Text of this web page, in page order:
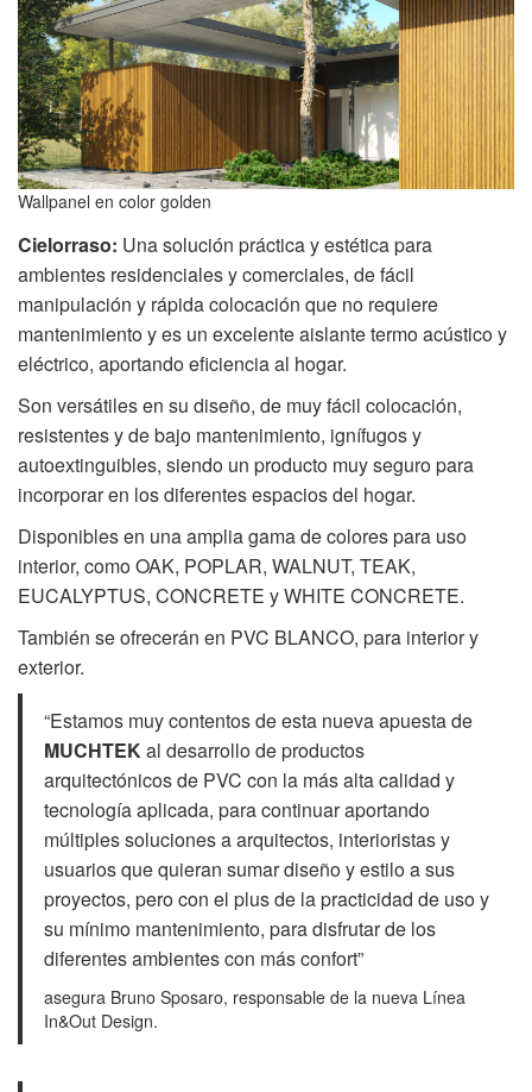
Wallpanel en color golden
Cielorraso: Una solución práctica y estética para
ambientes residenciales y comerciales, de fácil
manipulación y rápida colocación que no requiere
mantenimiento y es un excelente aislante termo acústico y
eléctrico, aportando eficiencia al hogar.
Son versátiles en su diseño, de muy fácil colocación,
resistentes y de bajo mantenimiento, ignífugos y
autoextinguibles, siendo un producto muy seguro para
incorporar en los diferentes espacios del hogar.
Disponibles en una amplia gama de colores para uso
interior, como OAK, POPLAR, WALNUT, TEAK,
EUCALYPTUS, CONCRETE y WHITE CONCRETE.
También se ofrecerán en PVC BLANCO, para interior y
exterior.
“Estamos muy contentos de esta nueva apuesta de
MUCHTEKal desarrollo de productos
arquitectónicos de PVC con la más alta calidad y
tecnología aplicada, para continuar aportando
múltiples soluciones a arquitectos, interioristas y
usuarios que quieran sumar diseño y estilo a sus
proyectos, pero con el plus de la practicidad de uso y
su mínimo mantenimiento, para disfrutar de los
diferentes ambientes con más confort”
asegura Bruno Sposaro, responsable de la nueva Línea
In&Out Design.